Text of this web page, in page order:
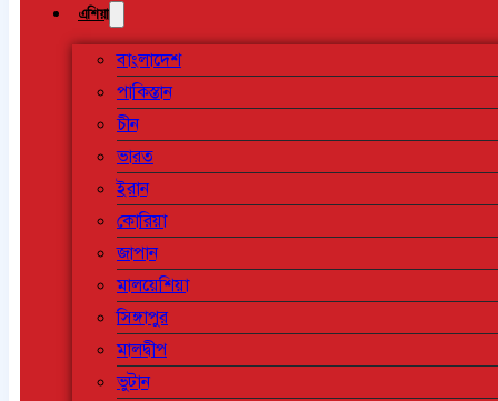
এশিয়া
বাংলাদেশ
পাকিস্তান
চীন
ভারত
ইরান
কোরিয়া
জাপান
মালয়েশিয়া
সিঙ্গাপুর
মালদ্বীপ
ভুটান